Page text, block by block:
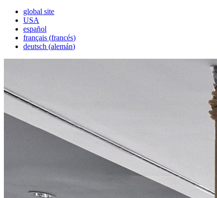
global site
USA
español
français (francés)
deutsch (alemán)